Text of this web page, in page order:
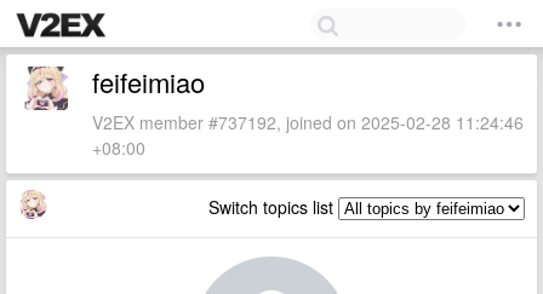
feifeimiao
V2EX member #737192, joined on 2025-02-28 11:24:46
+08:00
Switch topics list